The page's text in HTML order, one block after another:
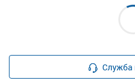
Служба